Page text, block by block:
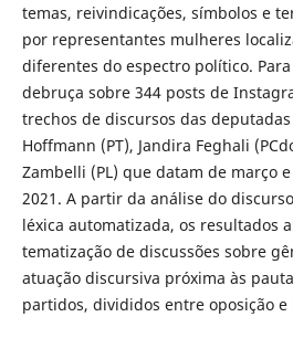
temas, reivindicações, símbolos e
por representantes mulheres
diferentes do espectro político.
debruça sobre 344 posts de
trechos de discursos das
Hoffmann (PT), Jandira Feghali
Zambelli (PL) que datam de março
2021. A partir da análise do
léxica automatizada, os resultados
tematização de discussões sobre
atuação discursiva próxima às
partidos, divididos entre oposição e